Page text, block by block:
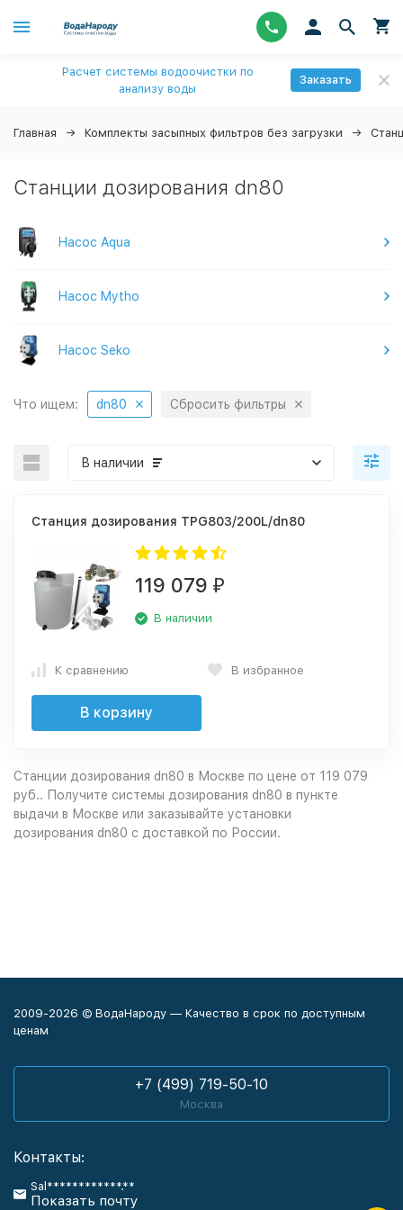
Расчет системы водоочистки по
анализу воды
Заказать
Главная Комплекты засыпных фильтров без загрузки
Станции дозирования dn80
Насос Aqua
Насос Mytho
Насос Seko
Что ищем: dn80 Сбросить фильтры
В наличии
Станция дозирования TPG803/200L/dn80
119 079 ₽
В наличии
К сравнению В избранное
В корзину
Станции дозирования dn80 в Москве по цене от 119 079
руб.. Получите системы дозирования dn80 в пункте
выдачи в Москве или заказывайте установки
дозирования dn80 с доставкой по России.
2009-2026 © ВодаНароду — Качество в срок по доступным
ценам
+7 (499) 719-50-10
Москва
Контакты:
Sal************.**
Показать почту